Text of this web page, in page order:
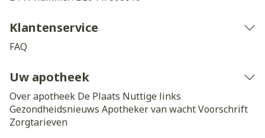
Klantenservice
FAQ
Uw apotheek
Over apotheek De Plaats Nuttige links
Gezondheidsnieuws Apotheker van wachtVoorschrift
Zorgtarieven